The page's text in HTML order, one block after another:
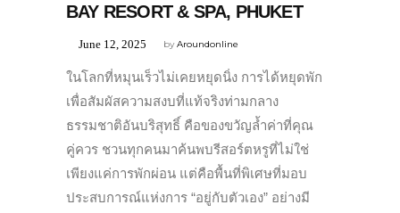
BAY RESORT & SPA, PHUKET
byAroundonline
June 12, 2025
ในโลกที่หมุนเร็วไม่เคยหยุดนิ่ง การได้หยุดพัก
เพื่อสัมผัสความสงบที่แท้จริงท่ามกลาง
ธรรมชาติอันบริสุทธิ์ คือของขวัญล้ำค่าที่คุณ
คู่ควร ชวนทุกคนมาค้นพบรีสอร์ตหรูที่ไม่ใช่
เพียงแค่การพักผ่อน แต่คือพื้นที่พิเศษที่มอบ
ประสบการณ์แห่งการ “อยู่กับตัวเอง” อย่างมี